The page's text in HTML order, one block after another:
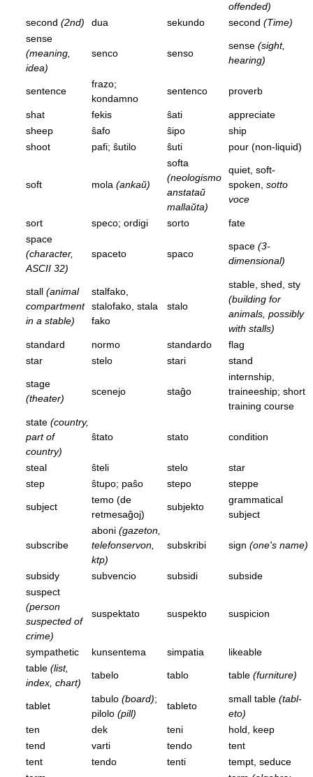
offended)
second (2nd) dua sekundo second (Time)
sense
(meaning,
idea)
senco senso
sense (sight,
hearing)
sentence
frazo;
kondamno
sentenco proverb
shat fekis ŝati
appreciate
sheep
ŝafo ŝipo
ship
shoot
pafi; ŝutilo ŝuti pour (non-liquid)
soft mola (ankaŭ)
softa
(neologismo
anstataŭ
mallaŭta)
quiet, soft-
spoken, sotto
voce
sort speco; ordigi sorto
fate
space
(character,
ASCII 32)
spaceto spaco
space (3-
dimensional)
stall (animal
compartment
in a stable)
stalfako,
stalofako, stala
fako
stalo
stable, shed, sty
(building for
animals, possibly
with stalls)
standard
normo standardo
flag
star
stelo stari stand
stage
(theater)
scenejo staĝo
internship,
traineeship; short
training course
state (country,
part of
country)
ŝtato stato condition
steal ŝteli stelo
star
step
ŝtupo; paŝo stepo steppe
subject
temo (de
retmesaĝoj)
subjekto
grammatical
subject
subscribe
aboni (gazeton,
telefonservon,
ktp)
subskribi sign (one's name)
subsidy subvencio subsidi
subside
suspect
(person
suspected of
crime)
suspektato suspekto suspicion
sympathetic kunsentema simpatia
likeable
table (list,
index, chart)
tabelo tablo table (furniture)
tablet
tabulo (board);
pilolo (pill)
tableto
small table (tabl-
eto)
ten
dek teni
hold, keep
tend
varti tendo
tent
tent
tendo tenti
tempt, seduce